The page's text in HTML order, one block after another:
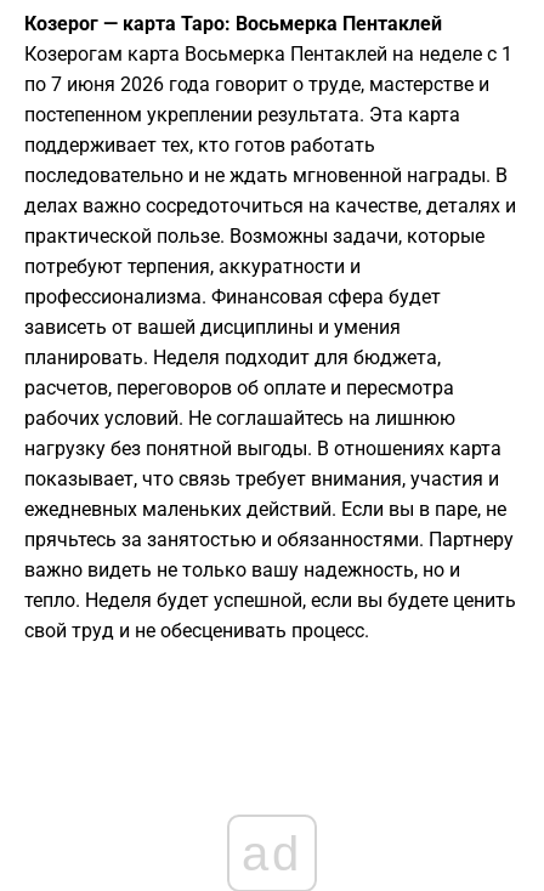
Козерог — карта Таро: Восьмерка Пентаклей
Козерогам карта Восьмерка Пентаклей на неделе с 1
по 7 июня 2026 года говорит о труде, мастерстве и
постепенном укреплении результата. Эта карта
поддерживает тех, кто готов работать
последовательно и не ждать мгновенной награды. В
делах важно сосредоточиться на качестве, деталях и
практической пользе. Возможны задачи, которые
потребуют терпения, аккуратности и
профессионализма. Финансовая сфера будет
зависеть от вашей дисциплины и умения
планировать. Неделя подходит для бюджета,
расчетов, переговоров об оплате и пересмотра
рабочих условий. Не соглашайтесь на лишнюю
нагрузку без понятной выгоды. В отношениях карта
показывает, что связь требует внимания, участия и
ежедневных маленьких действий. Если вы в паре, не
прячьтесь за занятостью и обязанностями. Партнеру
важно видеть не только вашу надежность, но и
тепло. Неделя будет успешной, если вы будете ценить
свой труд и не обесценивать процесс.
ad